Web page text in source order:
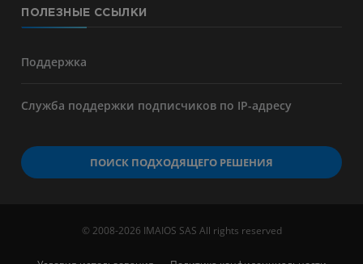
ПОЛЕЗНЫЕ ССЫЛКИ
Поддержка
Служба поддержки подписчиков по IP-адресу
ПОИСК ПОДХОДЯЩЕГО РЕШЕНИЯ
© 2008-2026 IMAIOS SAS All rights reserved